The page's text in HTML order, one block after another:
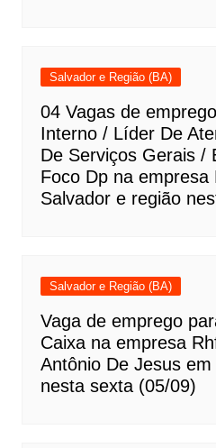
Salvador e Região (BA)
04 Vagas de
Interno / Líder De
De Serviços Gerais /
Foco Dp na empresa
Salvador e região
Salvador e Região (BA)
Vaga de emprego
Caixa na empresa
Antônio De Jesus
nesta sexta (05/09)